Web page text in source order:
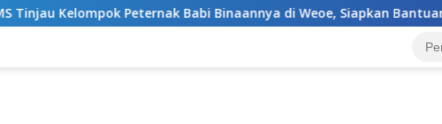
Babi Binaannya di Weoe, Siapkan Bantuan 12 Ekor Babi Pedaging